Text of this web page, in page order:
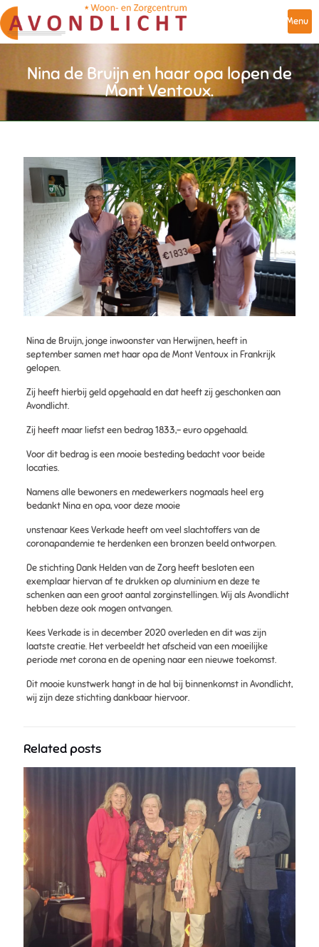
Menu
Nina de Bruijn en haar opa lopen de
Mont Ventoux.
Nina de Bruijn, jonge inwoonster van Herwijnen, heeft in
september samen met haar opa de Mont Ventoux in Frankrijk
gelopen.
Zij heeft hierbij geld opgehaald en dat heeft zij geschonken aan
Avondlicht.
Zij heeft maar liefst een bedrag 1833,- euro opgehaald.
Voor dit bedrag is een mooie besteding bedacht voor beide
locaties.
Namens alle bewoners en medewerkers nogmaals heel erg
bedankt Nina en opa, voor deze mooie
unstenaar Kees Verkade heeft om veel slachtoffers van de
coronapandemie te herdenken een bronzen beeld ontworpen.
De stichting Dank Helden van de Zorg heeft besloten een
exemplaar hiervan af te drukken op aluminium en deze te
schenken aan een groot aantal zorginstellingen. Wij als Avondlicht
hebben deze ook mogen ontvangen.
Kees Verkade is in december 2020 overleden en dit was zijn
laatste creatie. Het verbeeldt het afscheid van een moeilijke
periode met corona en de opening naar een nieuwe toekomst.
Dit mooie kunstwerk hangt in de hal bij binnenkomst in Avondlicht,
wij zijn deze stichting dankbaar hiervoor.
Related posts